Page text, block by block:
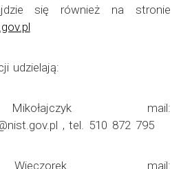
się również na stronie
udzielają:
mail:
, tel. 510 872 795
mail: